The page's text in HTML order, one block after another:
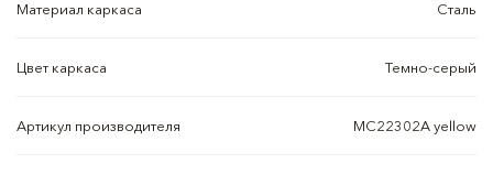
Материал каркаса Сталь
Цвет каркаса Темно-серый
Артикул производителя MC22302A yellow